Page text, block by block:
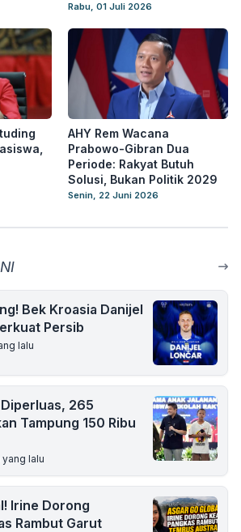
Rabu, 01 Juli 2026
AHY Rem Wacana
Prabowo-Gibran Dua
Periode: Rakyat Butuh
Solusi, Bukan Politik 2029
Senin, 22 Juni 2026
Bek Kroasia Danijel
Persib
lalu
265
Tampung 150 Ribu
yang lalu
Irine Dorong
Rambut Garut